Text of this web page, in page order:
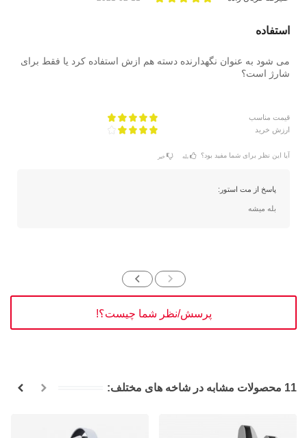
استفاده
می شود به عنوان نگهدارنده دسته هم ازش استفاده کرد یا فقط برای
شارژ است؟
قیمت مناسب
ارزش خرید
آیا این نظر برای شما مفید بود؟ بله خیر
پاسخ از مت استور:
بله میشه
پرسش/نظر شما چیست؟!
11 محصولات مشابه در شاخه های مختلف: